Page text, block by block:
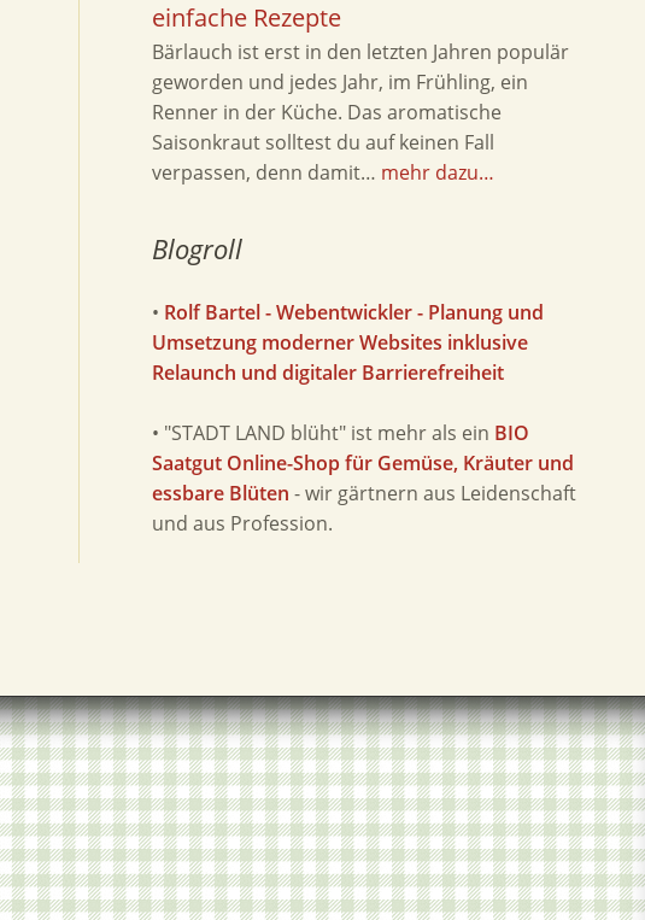
einfache Rezepte
Bärlauch ist erst in den letzten Jahren populär
geworden und jedes Jahr, im Frühling, ein
Renner in der Küche. Das aromatische
Saisonkraut solltest du auf keinen Fall
verpassen, denn damit… mehr dazu…
Blogroll
• Rolf Bartel - Webentwickler - Planung und
Umsetzung moderner Websites inklusive
Relaunch und digitaler Barrierefreiheit
• "STADT LAND blüht" ist mehr als ein BIO
Saatgut Online-Shop für Gemüse, Kräuter und
essbare Blüten - wir gärtnern aus Leidenschaft
und aus Profession.